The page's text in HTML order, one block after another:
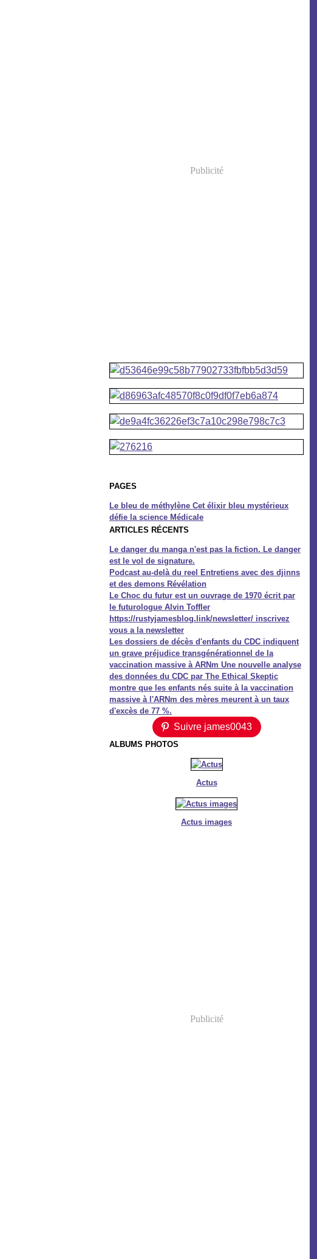
Publicité
PAGES
Le bleu de méthylène Cet élixir bleu mystérieux
défie la science Médicale
ARTICLES RÉCENTS
Le danger du manga n'est pas la fiction. Le danger
est le vol de signature.
Podcast au-delà du reel Entretiens avec des djinns
et des demons Révélation
Le Choc du futur est un ouvrage de 1970 écrit par
le futurologue Alvin Toffler
https://rustyjamesblog.link/newsletter/ inscrivez
vous a la newsletter
Les dossiers de décès d'enfants du CDC indiquent
un grave préjudice transgénérationnel de la
vaccination massive à ARNm Une nouvelle analyse
des données du CDC par The Ethical Skeptic
montre que les enfants nés suite à la vaccination
massive à l'ARNm des mères meurent à un taux
d'excès de 77 %.
Suivre james0043
ALBUMS PHOTOS
Actus
Actus images
Publicité